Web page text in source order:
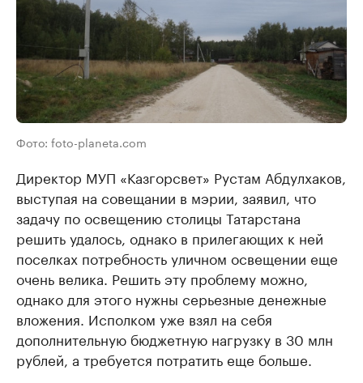
Фото: foto-planeta.com
Директор МУП «Казгорсвет» Рустам Абдулхаков,
выступая на совещании в мэрии, заявил, что
задачу по освещению столицы Татарстана
решить удалось, однако в прилегающих к ней
поселках потребность уличном освещении еще
очень велика. Решить эту проблему можно,
однако для этого нужны серьезные денежные
вложения. Исполком уже взял на себя
дополнительную бюджетную нагрузку в 30 млн
рублей, а требуется потратить еще больше.